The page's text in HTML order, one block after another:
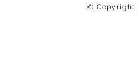
© Copyright